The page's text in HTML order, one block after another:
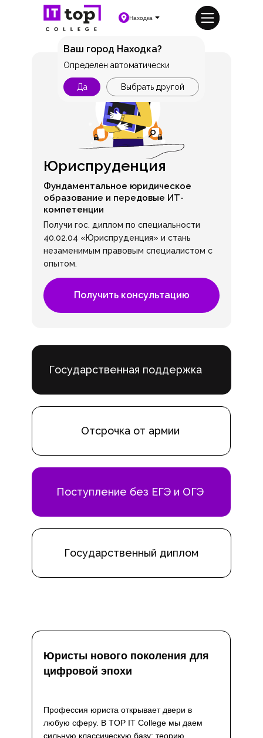
Находка
Ваш город Находка?
Да Выбрать другой
Определен автоматически
Получи гос. диплом по специальности
40.02.04 «Юриспруденция» и стань
незаменимым правовым специалистом с
опытом.
Юриспруденция
Фундаментальное юридическое
образование и передовые ИТ-
компетенции
Получить консультацию
Государственный диплом
Отсрочка от армии
Государственная поддержка
Поступление без ЕГЭ и ОГЭ
Юристы нового поколения для
цифровой эпохи
Профессия юриста открывает двери в
любую сферу. В TOP IT College мы даем
сильную классическую базу: теорию